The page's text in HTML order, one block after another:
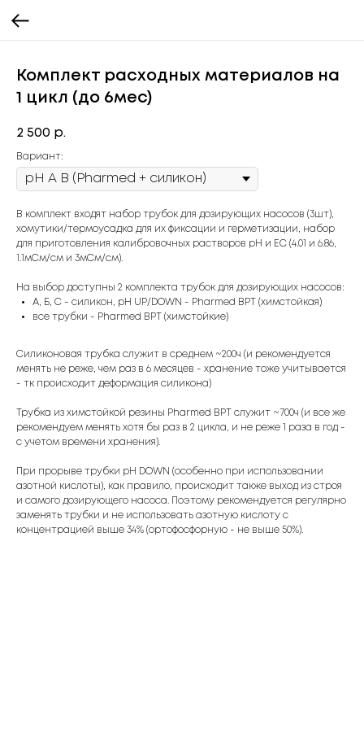
Комплект расходных материалов на
1 цикл (до 6мес)
2 500 р.
Вариант:
В комплект входят набор трубок для дозирующих насосов (3шт),
хомутики/термоусадка для их фиксации и герметизации, набор
для приготовления калибровочных растворов pH и EC (4.01 и 6.86,
1.1мСм/см и 3мСм/см).
На выбор доступны 2 комплекта трубок для дозирующих насосов:
А, Б, С - силикон, pH UP/DOWN - Pharmed BPT (химстойкая)
все трубки - Pharmed BPT (химстойкие)
Силиконовая трубка служит в среднем ~200ч (и рекомендуется
менять не реже, чем раз в 6 месяцев - хранение тоже учитывается
- тк происходит деформация силикона)
Трубка из химстойкой резины Pharmed BPT служит ~700ч (и все же
рекомендуем менять хотя бы раз в 2 цикла, и не реже 1 раза в год -
с учетом времени хранения).
При прорыве трубки pH DOWN (особенно при использовании
азотной кислоты), как правило, происходит также выход из строя
и самого дозирующего насоса. Поэтому рекомендуется регулярно
заменять трубки и не использовать азотную кислоту с
концентрацией выше 34% (ортофосфорную - не выше 50%).